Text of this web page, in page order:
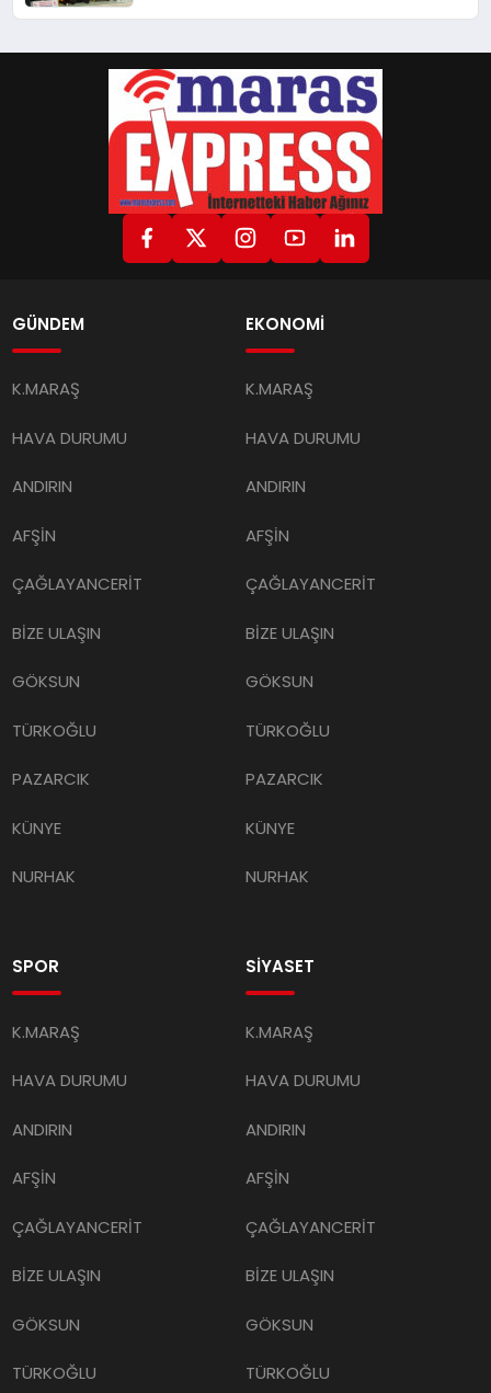
GÜNDEM
K.MARAŞ
HAVA DURUMU
ANDIRIN
AFŞİN
ÇAĞLAYANCERİT
BİZE ULAŞIN
GÖKSUN
TÜRKOĞLU
PAZARCIK
KÜNYE
NURHAK
EKONOMİ
K.MARAŞ
HAVA DURUMU
ANDIRIN
AFŞİN
ÇAĞLAYANCERİT
BİZE ULAŞIN
GÖKSUN
TÜRKOĞLU
PAZARCIK
KÜNYE
NURHAK
SPOR
K.MARAŞ
HAVA DURUMU
ANDIRIN
AFŞİN
ÇAĞLAYANCERİT
BİZE ULAŞIN
GÖKSUN
TÜRKOĞLU
SİYASET
K.MARAŞ
HAVA DURUMU
ANDIRIN
AFŞİN
ÇAĞLAYANCERİT
BİZE ULAŞIN
GÖKSUN
TÜRKOĞLU